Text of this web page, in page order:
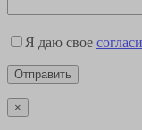
Я даю свое
×